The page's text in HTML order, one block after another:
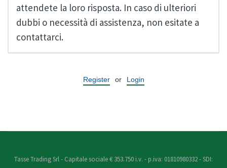
attendete la loro risposta. In caso di ulteriori
dubbi o necessità di assistenza, non esitate a
contattarci.
Register or Login
Tasse Trading Srl - Capitale sociale € 353.750 i.v. - p.iva: 01810980332 - SDI: